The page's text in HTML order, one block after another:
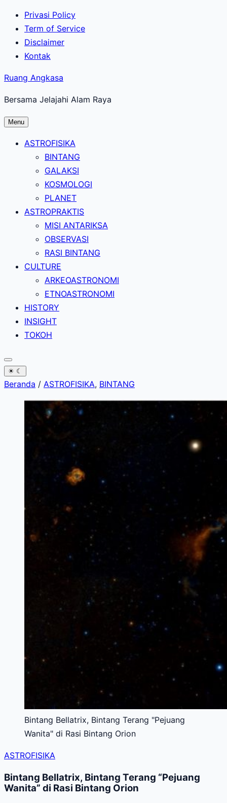
Lewati
konten
utama
Privasi Policy
Term of Service
Disclaimer
Kontak
Ruang Angkasa
Bersama Jelajahi Alam Raya
Menu
ASTROFISIKA
BINTANG
GALAKSI
KOSMOLOGI
PLANET
ASTROPRAKTIS
MISI ANTARIKSA
OBSERVASI
RASI BINTANG
CULTURE
ARKEOASTRONOMI
ETNOASTRONOMI
HISTORY
INSIGHT
TOKOH
☀ ☾
Beranda / ASTROFISIKA, BINTANG
Bintang Bellatrix, Bintang Terang "Pejuang
Wanita" di Rasi Bintang Orion
ASTROFISIKA
Bintang Bellatrix, Bintang Terang “Pejuang
Wanita” di Rasi Bintang Orion